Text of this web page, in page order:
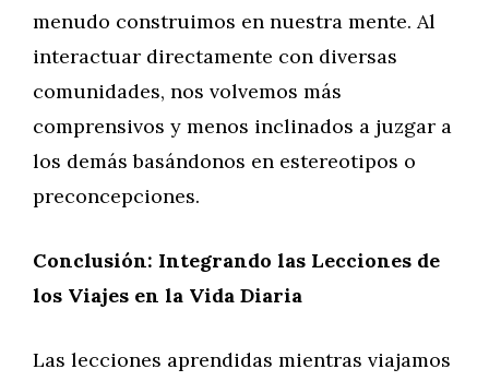
menudo construimos en nuestra mente. Al
interactuar directamente con diversas
comunidades, nos volvemos más
comprensivos y menos inclinados a juzgar a
los demás basándonos en estereotipos o
preconcepciones.
Conclusión: Integrando las Lecciones de
los Viajes en la Vida Diaria
Las lecciones aprendidas mientras viajamos